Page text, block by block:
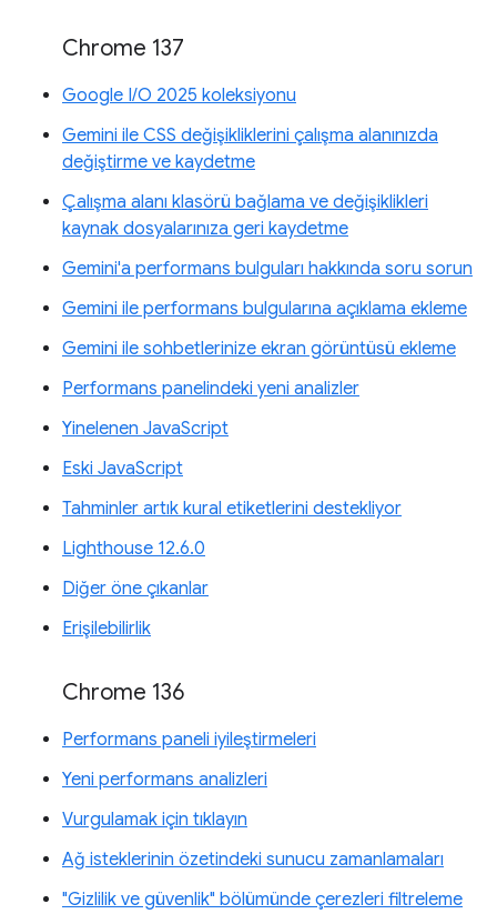
Chrome 137
Google I/O 2025 koleksiyonu
Gemini ile CSS değişikliklerini çalışma alanınızda
değiştirme ve kaydetme
Çalışma alanı klasörü bağlama ve değişiklikleri
kaynak dosyalarınıza geri kaydetme
Gemini'a performans bulguları hakkında soru sorun
Gemini ile performans bulgularına açıklama ekleme
Gemini ile sohbetlerinize ekran görüntüsü ekleme
Performans panelindeki yeni analizler
Yinelenen JavaScript
Eski JavaScript
Tahminler artık kural etiketlerini destekliyor
Lighthouse 12.6.0
Diğer öne çıkanlar
Erişilebilirlik
Chrome 136
Performans paneli iyileştirmeleri
Yeni performans analizleri
Vurgulamak için tıklayın
Ağ isteklerinin özetindeki sunucu zamanlamaları
"Gizlilik ve güvenlik" bölümünde çerezleri filtreleme